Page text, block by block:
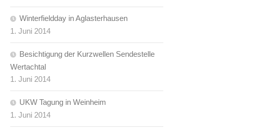
Winterfieldday in Aglasterhausen
1. Juni 2014
Besichtigung der Kurzwellen Sendestelle
Wertachtal
1. Juni 2014
UKW Tagung in Weinheim
1. Juni 2014